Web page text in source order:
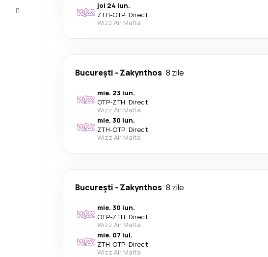
joi 24 iun.
ZTH-OTP· Direct
Wizz Air Malta
București - Zakynthos 8 zile
mie. 23 iun.
OTP-ZTH· Direct
Wizz Air Malta
mie. 30 iun.
ZTH-OTP· Direct
Wizz Air Malta
București - Zakynthos 8 zile
mie. 30 iun.
OTP-ZTH· Direct
Wizz Air Malta
mie. 07 iul.
ZTH-OTP· Direct
Wizz Air Malta